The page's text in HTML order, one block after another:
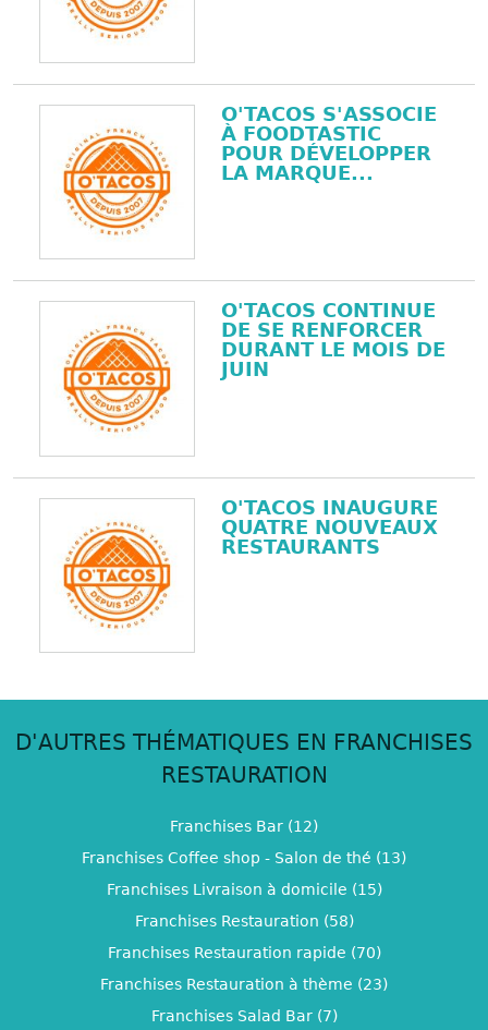
O'TACOS S'ASSOCIE
À FOODTASTIC
POUR DÉVELOPPER
LA MARQUE...
O'TACOS CONTINUE
DE SE RENFORCER
DURANT LE MOIS DE
JUIN
O'TACOS INAUGURE
QUATRE NOUVEAUX
RESTAURANTS
D'AUTRES THÉMATIQUES EN FRANCHISES
RESTAURATION
Franchises Bar (12)
Franchises Coffee shop - Salon de thé (13)
Franchises Livraison à domicile (15)
Franchises Restauration (58)
Franchises Restauration rapide (70)
Franchises Restauration à thème (23)
Franchises Salad Bar (7)